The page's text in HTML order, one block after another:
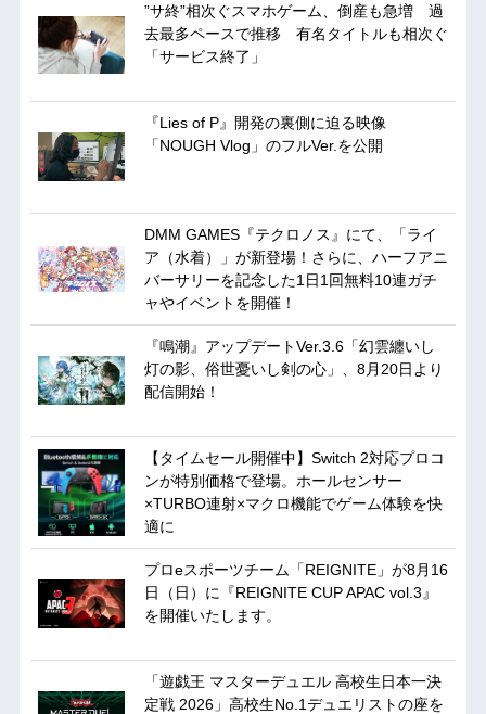
”サ終”相次ぐスマホゲーム、倒産も急増 過
去最多ペースで推移 有名タイトルも相次ぐ
「サービス終了」
『Lies of P』開発の裏側に迫る映像
「NOUGH Vlog」のフルVer.を公開
DMM GAMES『テクロノス』にて、「ライ
ア（水着）」が新登場！さらに、ハーフアニ
バーサリーを記念した1日1回無料10連ガチ
ャやイベントを開催！
『鳴潮』アップデートVer.3.6「幻雲纏いし
灯の影、俗世憂いし剣の心」、8月20日より
配信開始！
【タイムセール開催中】Switch 2対応プロコ
ンが特別価格で登場。ホールセンサー
×TURBO連射×マクロ機能でゲーム体験を快
適に
プロeスポーツチーム「REIGNITE」が8月16
日（日）に『REIGNITE CUP APAC vol.3』
を開催いたします。
「遊戯王 マスターデュエル 高校生日本一決
定戦 2026」高校生No.1デュエリストの座を